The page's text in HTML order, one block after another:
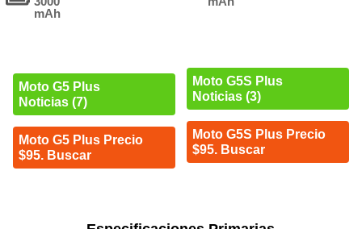
mAh
Moto G5 Plus
Noticias (7)
Moto G5 Plus Precio
$95. Buscar
Moto G5S Plus
Noticias (3)
Moto G5S Plus Precio
$95. Buscar